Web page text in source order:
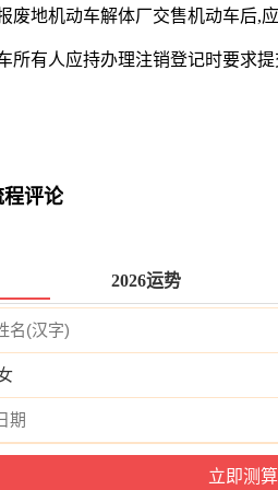
废地机动车解体厂交售机动车后,
所有人应持办理注销登记时要求
评论
2026运势